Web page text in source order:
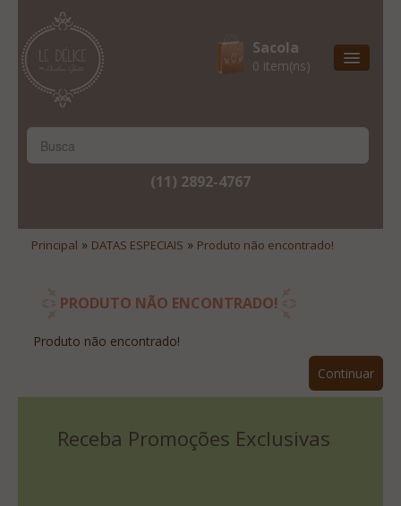
Sacola
0 item(ns)
Natal & 2017
Lista De Desejos
Minha Conta
Site Institucional
Lista De Desejos
(11) 2892-4767
Principal » DATAS ESPECIAIS » Produto não encontrado!
PRODUTO NÃO ENCONTRADO!
Produto não encontrado!
Continuar
Receba Promoções Exclusivas